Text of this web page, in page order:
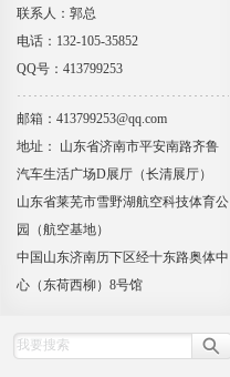
联系人：郭总
电话：132-105-35852
QQ号：413799253
邮箱：413799253@qq.com
地址： 山东省济南市平安南路齐鲁
汽车生活广场D展厅（长清展厅）
山东省莱芜市雪野湖航空科技体育公
园（航空基地）
中国山东济南历下区经十东路奥体中
心（东荷西柳）8号馆